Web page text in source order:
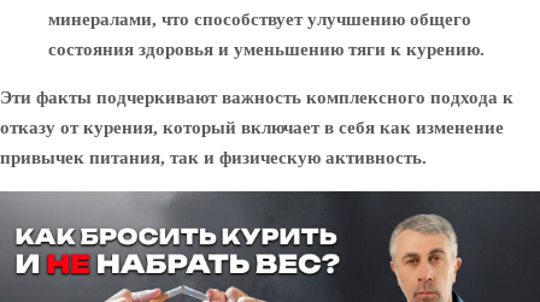
минералами, что способствует улучшению общего
состояния здоровья и уменьшению тяги к курению.
Эти факты подчеркивают важность комплексного подхода к
отказу от курения, который включает в себя как изменение
привычек питания, так и физическую активность.